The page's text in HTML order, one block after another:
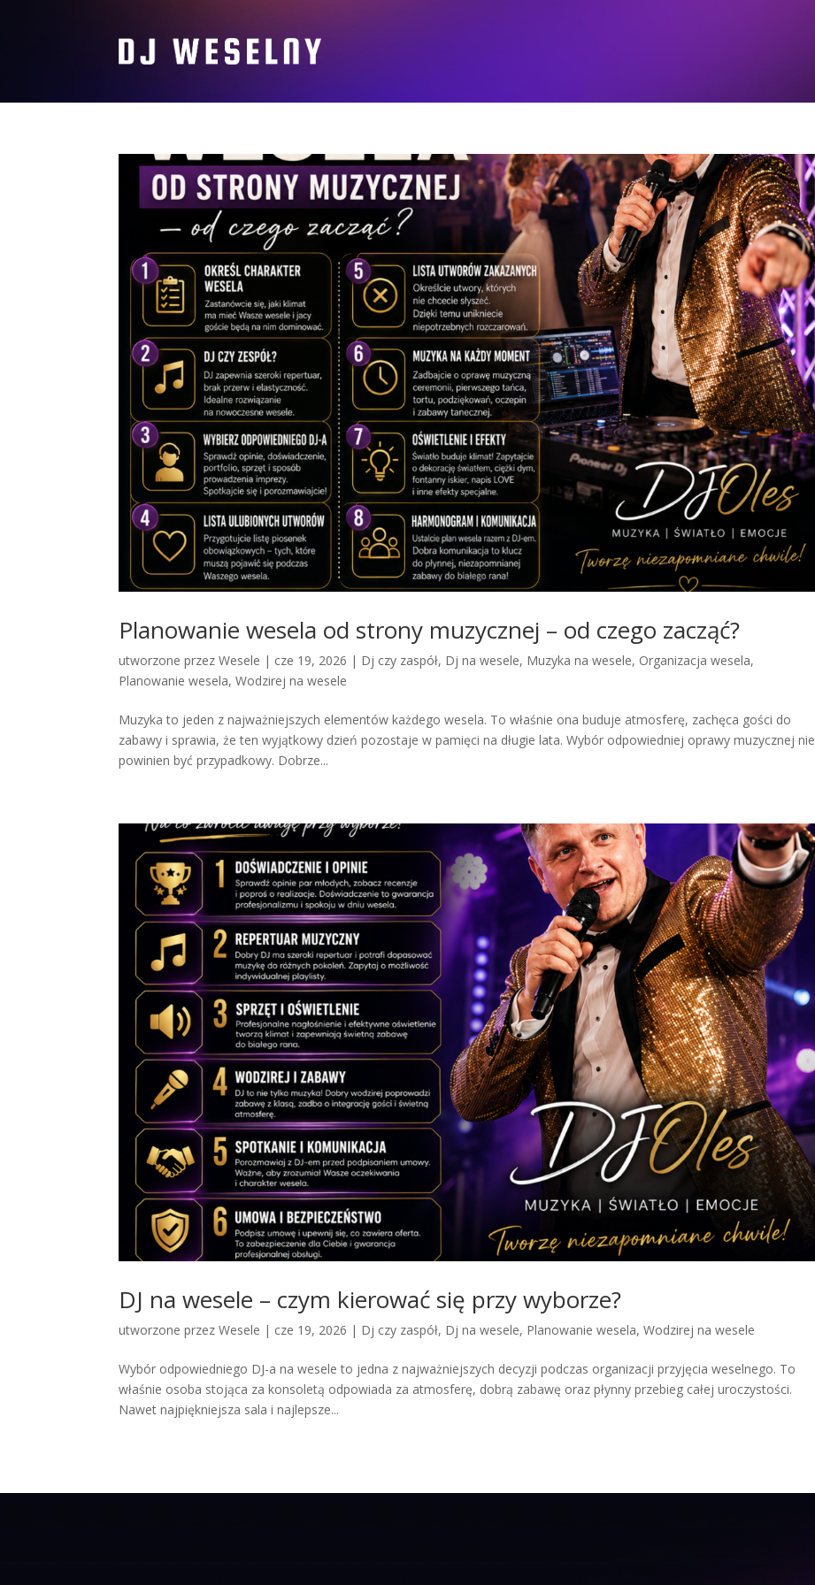
Planowanie wesela od strony muzycznej – od czego zacząć?
utworzone przezWesele | cze 19, 2026 | Dj czy zaspół, Dj na wesele, Muzyka na wesele, Organizacja wesela,
Planowanie wesela,Wodzirej na wesele
Muzyka to jeden z najważniejszych elementów każdego wesela. To właśnie ona buduje atmosferę, zachęca gości do
zabawy i sprawia, że ten wyjątkowy dzień pozostaje w pamięci na długie lata. Wybór odpowiedniej oprawy muzycznej nie
powinien być przypadkowy. Dobrze...
DJ na wesele – czym kierować się przy wyborze?
utworzone przezWesele | cze 19, 2026 | Dj czy zaspół, Dj na wesele, Planowanie wesela,Wodzirej na wesele
Wybór odpowiedniego DJ-a na wesele to jedna z najważniejszych decyzji podczas organizacji przyjęcia weselnego. To
właśnie osoba stojąca za konsoletą odpowiada za atmosferę, dobrą zabawę oraz płynny przebieg całej uroczystości.
Nawet najpiękniejsza sala i najlepsze...